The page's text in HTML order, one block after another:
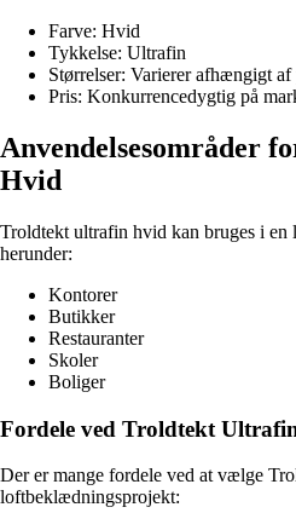
Farve: Hvid
Tykkelse: Ultrafin
Størrelser: Varierer afhængigt
Pris: Konkurrencedygtig på
Anvendelsesområder
Hvid
Troldtekt ultrafin hvid kan bruges i
herunder:
Kontorer
Butikker
Restauranter
Skoler
Boliger
Fordele ved Troldtekt
Der er mange fordele ved at vælge
loftbeklædningsprojekt: